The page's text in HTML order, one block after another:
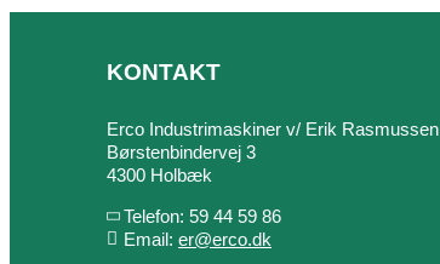
KONTAKT
Erco Industrimaskiner v/ Erik Rasmussen
Børstenbindervej 3
4300 Holbæk
Telefon: 59 44 59 86
Email: er@erco.dk